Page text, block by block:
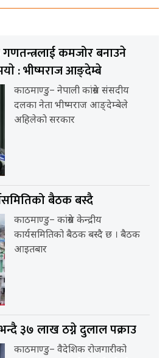
गणतन्त्रलाई कमजोर बनाउने
: भीष्मराज आङ्देम्बे
काठमाण्डु– नेपाली कांग्रेस संसदीय
दलका नेता भीष्मराज आङ्देम्बेले
अहिलेकाे सरकार
बैठक बस्दै
काठमाण्डु– कांग्रेस केन्द्रीय
कार्यसमितिको बैठक बस्दै छ । बैठक
आइतबार
३७ लाख ठग्ने दुलाल पक्राउ
काठमाण्डु– वैदेशिक रोजगारीको